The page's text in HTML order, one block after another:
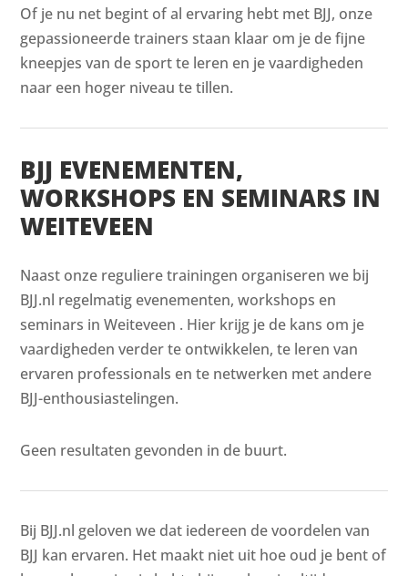
Of je nu net begint of al ervaring hebt met BJJ, onze
gepassioneerde trainers staan klaar om je de fijne
kneepjes van de sport te leren en je vaardigheden
naar een hoger niveau te tillen.
BJJ EVENEMENTEN,
WORKSHOPS EN SEMINARS IN
WEITEVEEN
Naast onze reguliere trainingen organiseren we bij
BJJ.nl regelmatig evenementen, workshops en
seminars in Weiteveen . Hier krijg je de kans om je
vaardigheden verder te ontwikkelen, te leren van
ervaren professionals en te netwerken met andere
BJJ-enthousiastelingen.
Geen resultaten gevonden in de buurt.
Bij BJJ.nl geloven we dat iedereen de voordelen van
BJJ kan ervaren. Het maakt niet uit hoe oud je bent of